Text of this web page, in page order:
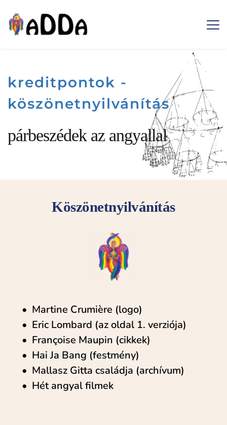
tartalomra
kreditpontok -
köszönetnyilvánítás
párbeszédek az angyallal
Köszönetnyilvánítás
Martine Crumière (logo)
Eric Lombard (az oldal 1. verziója)
Françoise Maupin (cikkek)
Hai Ja Bang (festmény)
Mallasz Gitta családja (archívum)
Hét angyal filmek